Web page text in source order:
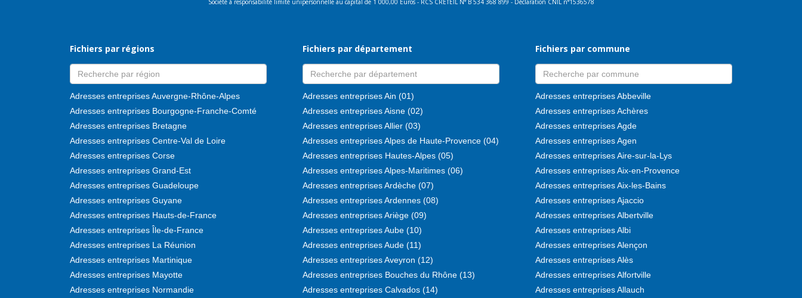
Fichiers par régions
Adresses entreprises Auvergne-Rhône-Alpes
Adresses entreprises Bourgogne-Franche-Comté
Adresses entreprises Bretagne
Adresses entreprises Centre-Val de Loire
Adresses entreprises Corse
Adresses entreprises Grand-Est
Adresses entreprises Guadeloupe
Adresses entreprises Guyane
Adresses entreprises Hauts-de-France
Adresses entreprises Île-de-France
Adresses entreprises La Réunion
Adresses entreprises Martinique
Adresses entreprises Mayotte
Adresses entreprises Normandie
Fichiers par département
Adresses entreprises Ain (01)
Adresses entreprises Aisne (02)
Adresses entreprises Allier (03)
Adresses entreprises Alpes de Haute-Provence (04)
Adresses entreprises Hautes-Alpes (05)
Adresses entreprises Alpes-Maritimes (06)
Adresses entreprises Ardèche (07)
Adresses entreprises Ardennes (08)
Adresses entreprises Ariège (09)
Adresses entreprises Aube (10)
Adresses entreprises Aude (11)
Adresses entreprises Aveyron (12)
Adresses entreprises Bouches du Rhône (13)
Adresses entreprises Calvados (14)
Fichiers par commune
Adresses entreprises Abbeville
Adresses entreprises Achères
Adresses entreprises Agde
Adresses entreprises Agen
Adresses entreprises Aire-sur-la-Lys
Adresses entreprises Aix-en-Provence
Adresses entreprises Aix-les-Bains
Adresses entreprises Ajaccio
Adresses entreprises Albertville
Adresses entreprises Albi
Adresses entreprises Alençon
Adresses entreprises Alès
Adresses entreprises Alfortville
Adresses entreprises Allauch